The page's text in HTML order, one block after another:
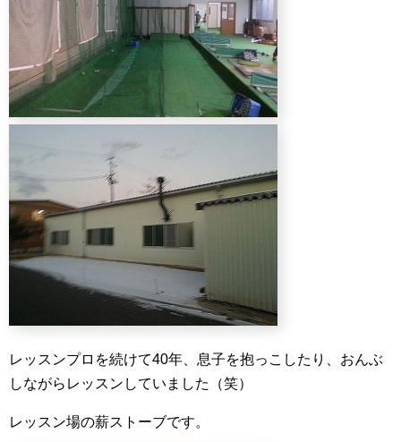
レッスンプロを続けて40年、息子を抱っこしたり、おんぶ
しながらレッスンしていました（笑）
レッスン場の薪ストーブです。